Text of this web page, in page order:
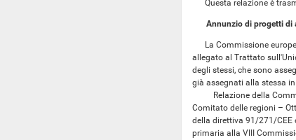
Questa relazione è
Annunzio di progetti di
La Commissione
allegato al Trattato
degli stessi, che sono
già assegnati alla stessa
Relazione della
Comitato delle regioni –
della direttiva 91/271/CEE
primaria alla VIII